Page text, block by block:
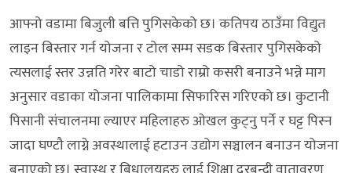
आफ्नो वडामा बिजुली बत्ति पुगिसकेको छ। कतिपय ठाउँमा विद्युत
लाइन बिस्तार गर्न योजना र टोल सम्म सडक बिस्तार पुगिसकेको
त्यसलाई स्तर उन्नति गरेर बाटो चाडो राम्रो कसरी बनाउने भन्ने माग
अनुसार वडाका योजना पालिकामा सिफारिस गरिएको छ। कुटानी
पिसानी संचालनमा ल्याएर महिलाहरु ओखल कुट्नु पर्ने र घट्ट पिस्न
जादा घण्टौ लाग्ने अवस्थालाई हटाउन उद्योग सञ्चालन बनाउन योजना